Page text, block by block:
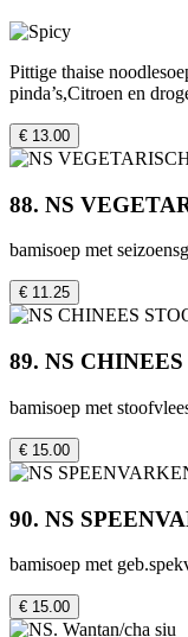
Pittige thaise
pinda’s,Citroen en
€ 13.00
88. NS
bamisoep met
€ 11.25
89. NS
bamisoep met
€ 15.00
90. NS
bamisoep met
€ 15.00